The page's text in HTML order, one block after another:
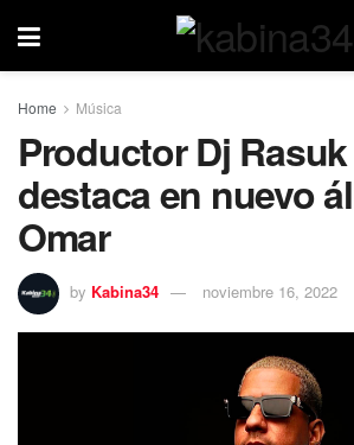
Home Música
Productor Dj
destaca en nuevo
Omar
by Kabina34 noviembre 16, 2022